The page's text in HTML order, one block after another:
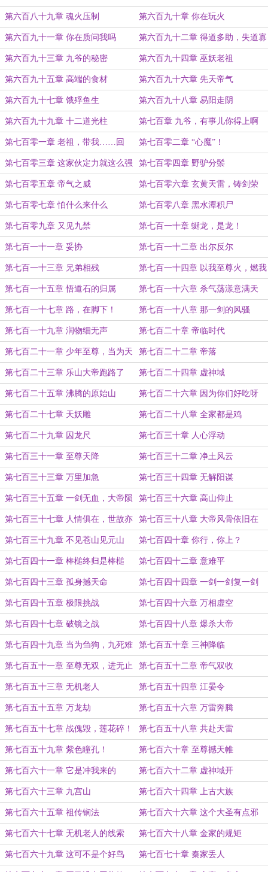
第六百八十九章 魂火压制 第六百九十章 你在玩火
第六百九十一章 你在质问我吗 第六百九十二章 得道多助，失道寡
助
第六百九十三章 九爷的秘密 第六百九十四章 巫妖老祖
第六百九十五章 高端的食材 第六百九十六章 先天帝气
第六百九十七章 饿殍鱼生 第六百九十八章 易阳走阴
第六百九十九章 十二道光柱 第七百章 九爷，有事儿你得上啊
第七百零一章 老祖，带我……回
家！
第七百零二章 “心魔”！
第七百零三章 这家伙定力就这么强
吗？
第七百零四章 野驴分鬃
第七百零五章 帝气之威 第七百零六章 玄黄天雷，铸剑荣
光！
第七百零七章 怕什么来什么 第七百零八章 黑水潭积尸
第七百零九章 又见九禁 第七百一十章 蜒龙，是龙！
第七百一十一章 妥协 第七百一十二章 出尔反尔
第七百一十三章 兄弟相残 第七百一十四章 以我至尊火，燃我
至尊魂！
第七百一十五章 悟道石的归属 第七百一十六章 杀气荡漾意满天
第七百一十七章 路，在脚下！ 第七百一十八章 那一剑的风骚
第七百一十九章 润物细无声 第七百二十章 帝临时代
第七百二十一章 少年至尊，当为天
下赏
第七百二十二章 帝落
第七百二十三章 乐山大帝跑路了 第七百二十四章 虚神域
第七百二十五章 沸腾的原始山 第七百二十六章 因为你们好吃呀
第七百二十七章 天妖雕 第七百二十八章 全家都是鸡
第七百二十九章 囚龙尺 第七百三十章 人心浮动
第七百三十一章 至尊天降 第七百三十二章 净土风云
第七百三十三章 万里加急 第七百三十四章 无解阳谋
第七百三十五章 一剑无血，大帝陨
灭！
第七百三十六章 高山仰止
第七百三十七章 人情俱在，世故亦
在！
第七百三十八章 大帝风骨依旧在
第七百三十九章 不见苍山见元山 第七百四十章 你行，你上？
第七百四十一章 棒槌终归是棒槌 第七百四十二章 意难平
第七百四十三章 孤身撼天命 第七百四十四章 一剑一剑复一剑
第七百四十五章 极限挑战 第七百四十六章 万相虚空
第七百四十七章 破镜之战 第七百四十八章 爆杀大帝
第七百四十九章 当为刍狗，九死难
赎
第七百五十章 三神降临
第七百五十一章 至尊无双，进无止
境！
第七百五十二章 帝气双收
第七百五十三章 无机老人 第七百五十四章 江晏令
第七百五十五章 万龙劫 第七百五十六章 万雷奔腾
第七百五十七章 战傀毁，莲花碎！ 第七百五十八章 共赴天雷
第七百五十九章 紫色瞳孔！ 第七百六十章 至尊撼天帷
第七百六十一章 它是冲我来的 第七百六十二章 虚神域开
第七百六十三章 九宫山 第七百六十四章 上古大族
第七百六十五章 祖传锏法 第七百六十六章 这个大圣有点邪
第七百六十七章 无机老人的线索 第七百六十八章 金家的规矩
第七百六十九章 这可不是个好鸟 第七百七十章 秦家丢人